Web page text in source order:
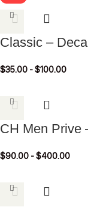
Classic –
$35.00 -$100.00
CH Men Prive
$90.00 -$400.00